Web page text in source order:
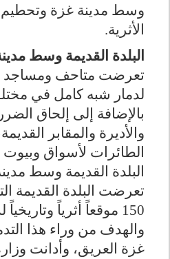
وسط مدينة غزة وتحطيم
الأثرية.
البلدة القديمة وسط
تعرضت متاحف ومساجد
لدمار شبه كامل في
بالإضافة إلى إلحاق
والأديرة والمقابر
الطائرات لأسواق
البلدة القديمة وسط
تعرضت البلدة القديمة
150 موقعاً أثرياً
والهدف من وراء هذا
غزة العريق، وأدانت